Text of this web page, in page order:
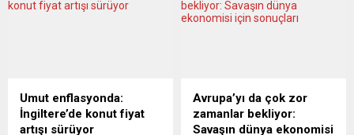
Umut enflasyonda:
İngiltere’de konut fiyat
artışı sürüyor
Avrupa’yı da çok zor
zamanlar bekliyor:
Savaşın dünya ekonomisi